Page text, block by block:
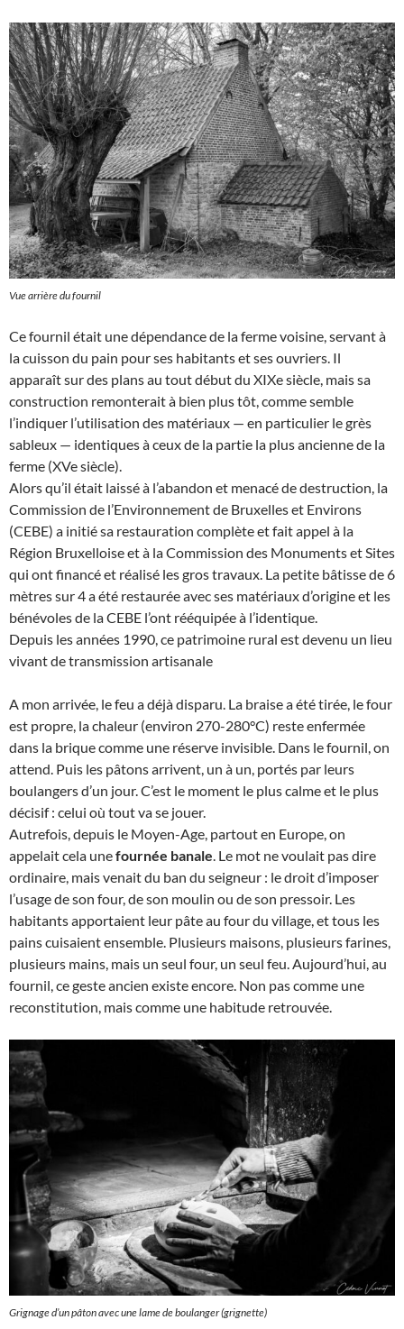
Vue arrière du fournil
Ce fournil était une dépendance de la ferme voisine, servant à
la cuisson du pain pour ses habitants et ses ouvriers. Il
apparaît sur des plans au tout début du XIXe siècle, mais sa
construction remonterait à bien plus tôt, comme semble
l’indiquer l’utilisation des matériaux — en particulier le grès
sableux — identiques à ceux de la partie la plus ancienne de la
ferme (XVe siècle).
Alors qu’il était laissé à l’abandon et menacé de destruction, la
Commission de l’Environnement de Bruxelles et Environs
(CEBE) a initié sa restauration complète et fait appel à la
Région Bruxelloise et à la Commission des Monuments et Sites
qui ont financé et réalisé les gros travaux. La petite bâtisse de 6
mètres sur 4 a été restaurée avec ses matériaux d’origine et les
bénévoles de la CEBE l’ont rééquipée à l’identique.
Depuis les années 1990, ce patrimoine rural est devenu un lieu
vivant de transmission artisanale
A mon arrivée, le feu a déjà disparu. La braise a été tirée, le four
est propre, la chaleur (environ 270-280°C) reste enfermée
dans la brique comme une réserve invisible. Dans le fournil, on
attend. Puis les pâtons arrivent, un à un, portés par leurs
boulangers d’un jour. C’est le moment le plus calme et le plus
décisif : celui où tout va se jouer.
Autrefois, depuis le Moyen-Age, partout en Europe, on
appelait cela unefournée banale. Le mot ne voulait pas dire
ordinaire, mais venait du ban du seigneur : le droit d’imposer
l’usage de son four, de son moulin ou de son pressoir. Les
habitants apportaient leur pâte au four du village, et tous les
pains cuisaient ensemble. Plusieurs maisons, plusieurs farines,
plusieurs mains, mais un seul four, un seul feu. Aujourd’hui, au
fournil, ce geste ancien existe encore. Non pas comme une
reconstitution, mais comme une habitude retrouvée.
Grignage d’un pâton avec une lame de boulanger (grignette)